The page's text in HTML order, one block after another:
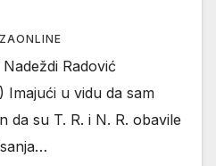
Radović
Imajući u vidu da sam
da su T. R. i N. R. obavile